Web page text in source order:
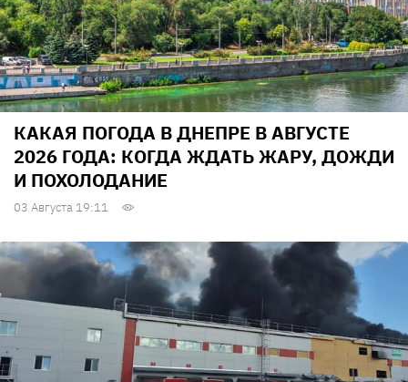
КАКАЯ ПОГОДА В ДНЕПРЕ В АВГУСТЕ
2026 ГОДА: КОГДА ЖДАТЬ ЖАРУ, ДОЖДИ
И ПОХОЛОДАНИЕ
03 Августа 19:11